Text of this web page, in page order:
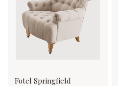
Fotel Springfield